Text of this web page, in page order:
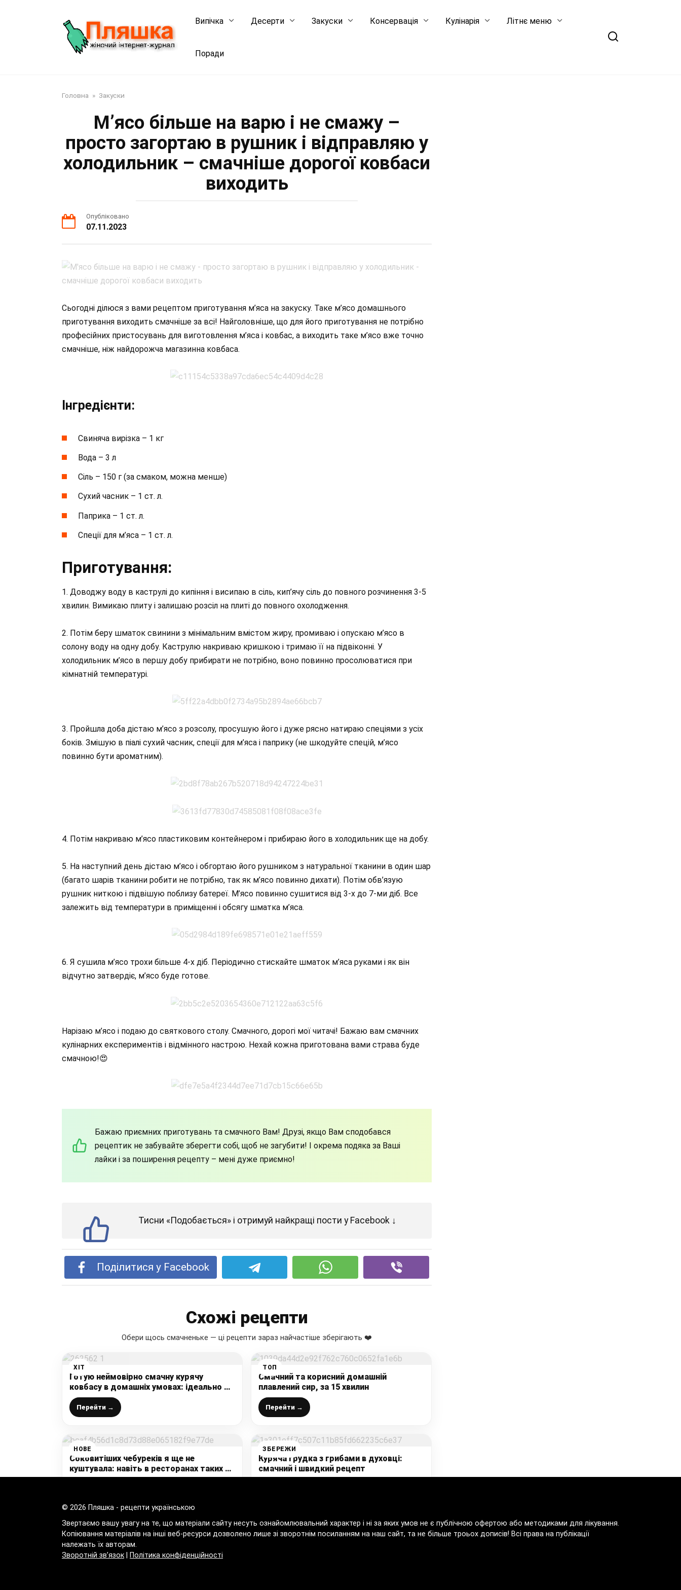
Випічка Десерти Закуски Консервація Кулінарія Літнє меню
Поради
Головна » Закуски
М’ясо більше на варю і не смажу –
просто загортаю в рушник і відправляю у
холодильник – смачніше дорогої ковбаси
виходить
Опубліковано
07.11.2023
Сьогодні ділюся з вами рецептом приготування м’яса на закуску. Таке м’ясо домашнього
приготування виходить смачніше за всі! Найголовніше, що для його приготування не потрібно
професійних пристосувань для виготовлення м’яса і ковбас, а виходить таке м’ясо вже точно
смачніше, ніж найдорожча магазинна ковбаса.
Інгредієнти:
Свиняча вирізка – 1 кг
Вода – 3 л
Сіль – 150 г (за смаком, можна менше)
Сухий часник – 1 ст. л.
Паприка – 1 ст. л.
Спеції для м’яса – 1 ст. л.
Приготування:
1. Доводжу воду в каструлі до кипіння і висипаю в сіль, кип’ячу сіль до повного розчинення 3-5
хвилин. Вимикаю плиту і залишаю розсіл на плиті до повного охолодження.
2. Потім беру шматок свинини з мінімальним вмістом жиру, промиваю і опускаю м’ясо в
солону воду на одну добу. Каструлю накриваю кришкою і тримаю її на підвіконні. У
холодильник м’ясо в першу добу прибирати не потрібно, воно повинно просолюватися при
кімнатній температурі.
3. Пройшла доба дістаю м’ясо з розсолу, просушую його і дуже рясно натираю спеціями з усіх
боків. Змішую в піалі сухий часник, спеції для м’яса і паприку (не шкодуйте спецій, м’ясо
повинно бути ароматним).
4. Потім накриваю м’ясо пластиковим контейнером і прибираю його в холодильник ще на добу.
5. На наступний день дістаю м’ясо і обгортаю його рушником з натуральної тканини в один шар
(багато шарів тканини робити не потрібно, так як м’ясо повинно дихати). Потім обв’язую
рушник ниткою і підвішую поблизу батереї. М’ясо повинно сушитися від 3-х до 7-ми діб. Все
залежить від температури в приміщенні і обсягу шматка м’яса.
6. Я сушила м’ясо трохи більше 4-х діб. Періодично стискайте шматок м’яса руками і як він
відчутно затвердіє, м’ясо буде готове.
Нарізаю м’ясо і подаю до святкового столу. Смачного, дорогі мої читачі! Бажаю вам смачних
кулінарних експериментів і відмінного настрою. Нехай кожна приготована вами страва буде
смачною!😍
Бажаю приємних приготувань та смачного Вам! Друзі, якщо Вам сподобався
рецептик не забувайте зберегти собі, щоб не загубити! І окрема подяка за Ваші
лайки і за поширення рецепту – мені дуже приємно!
Тисни «Подобається» і отримуй найкращі пости у Facebook ↓
Поділитися у Facebook
Схожі рецепти
Обери щось смачненьке — ці рецепти зараз найчастіше зберігають ❤️
ХІТ
Готую неймовірно смачну курячу
ковбасу в домашніх умовах: ідеально до
бутербродів – подобається і дітям і
дорослим
Перейти →
ТОП
Смачний та корисний домашній
плавлений сир, за 15 хвилин
Перейти →
НОВЕ
Соковитіших чебуреків я ще не
куштувала: навіть в ресторанах таких не
готують – хрумке тісто і багато соку
ЗБЕРЕЖИ
Куряча грудка з грибами в духовці:
смачний і швидкий рецепт
© 2026 Пляшка - рецепти українською
Звертаємо вашу увагу на те, що матеріали сайту несуть ознайомлювальний характер і ні за яких умов не є публічною офертою або методиками для лікування.
Копіювання матеріалів на інші веб-ресурси дозволено лише зі зворотнім посиланням на наш сайт, та не більше троьох дописів! Всі права на публікації
належать їх авторам.
Зворотній зв’язок
Політика конфіденційності